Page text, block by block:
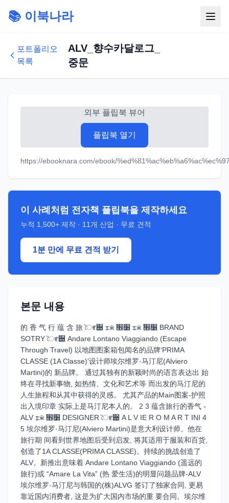
📚 이북나라
포트폴리오
목록
ALV_향수카달로그_
중문
외부 플립북 뷰어
플립북 열기
https://ebooknara.com/ebook/
이 사례처럼 전자책 플립북을 제작하세요
누적 1,500+ 제작 · 11 개 산업 · 무료 견적
1분 만에 무료 견적 받기
본문 내용
的 香 气 行 蕴 含 旅 ৈ೯੄ ೱӝܳ ׸׮ ೱӝܳ ׸׮ BRAND
SOTRY ৈ೯੄ Andare Lontano Viaggiando (Escape
Through Travel) 以地图图案箱包闻名的品牌‘PRIMA
CLASSE (1A Classe)’设计师埃尔维罗·马汀尼(Alviero
Martini)的 新品牌。 通过其独有的新颖时尚的语言表达出 始
终在寻找新事物, 如热情、文化和艺术等 而出发的马汀尼的
人生旅程和从其中获得的灵感。 尤其产品的Main图案-护照
出入境印章 实际上是马汀尼本人的。 2 3 蕴含旅行的香气 -
ALV ೱӝܳ ׸׮ DESIGNER ৈ೯੄ A L V IE R O M A R T INI 4
5 埃尔维罗·马汀尼(Alviero Martini)是意大利设计师。他在
旅行期 间看到世界地图后受到启发, 将其适用于服装和百货,
创造了1A CLASSE(PRIMA CLASSE)。持续的挑战创造了
ALV。新推出意味着 Andare Lontano Viaggiando (遥远的
旅行)或 “Amare La Vita” (热 爱生活)的明显问题品牌-ALV
埃尔维罗·马汀尼与韩国的(株)ALVG 签订了独家合同, 更易
靠近国内消费者, 这是为扩大国内市场的重 要合同。埃尔维